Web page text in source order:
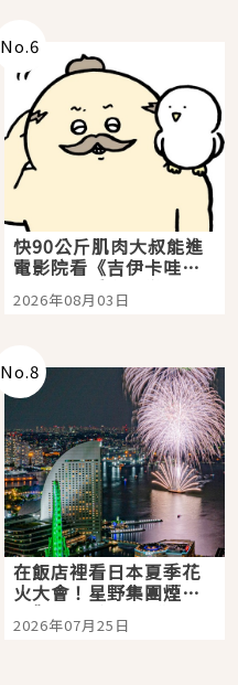
No.6
快90公斤肌肉大叔能進
電影院看《吉伊卡哇》
嗎？日本重金屬樂團
「打首」會長與nagano
2026年08月03日
No.8
在飯店裡看日本夏季花
火大會！星野集團煙火
景觀飯店6選，讓你不用
人擠人悠閒欣賞
2026年07月25日